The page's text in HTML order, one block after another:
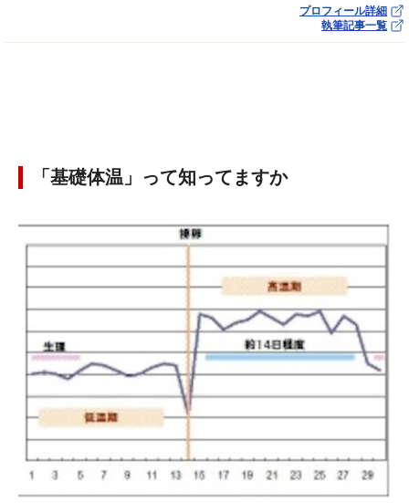
プロフィール詳細
執筆記事一覧
「基礎体温」って知ってますか